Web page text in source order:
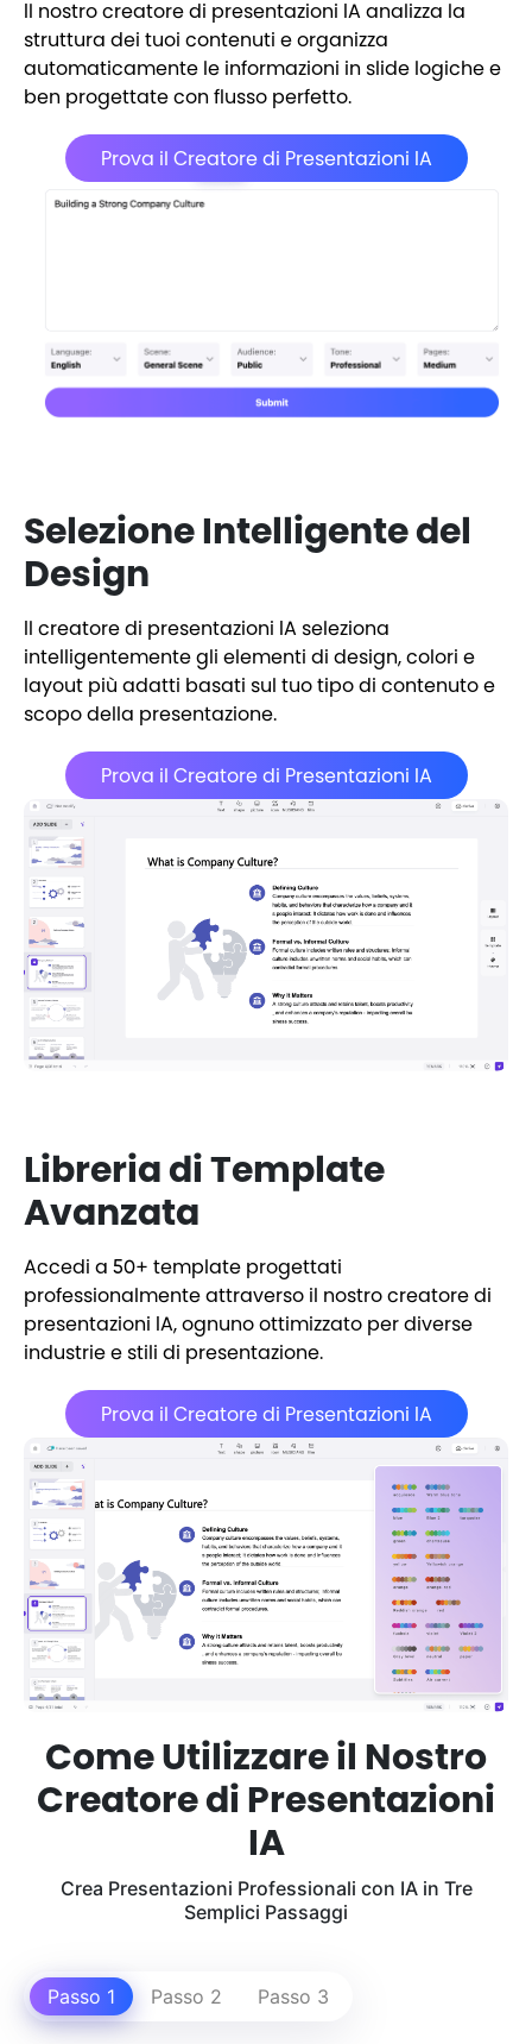
Il nostro creatore di presentazioni IA analizza la
struttura dei tuoi contenuti e organizza
automaticamente le informazioni in slide logiche e
ben progettate con flusso perfetto.
Prova il Creatore di Presentazioni IA
Selezione Intelligente del
Design
Il creatore di presentazioni IA seleziona
intelligentemente gli elementi di design, colori e
layout più adatti basati sul tuo tipo di contenuto e
scopo della presentazione.
Prova il Creatore di Presentazioni IA
Libreria di Template
Avanzata
Accedi a 50+ template progettati
professionalmente attraverso il nostro creatore di
presentazioni IA, ognuno ottimizzato per diverse
industrie e stili di presentazione.
Prova il Creatore di Presentazioni IA
Come Utilizzare il Nostro
Creatore di Presentazioni
IA
Crea Presentazioni Professionali con IA in Tre
Semplici Passaggi
Passo 1 Passo 2 Passo 3